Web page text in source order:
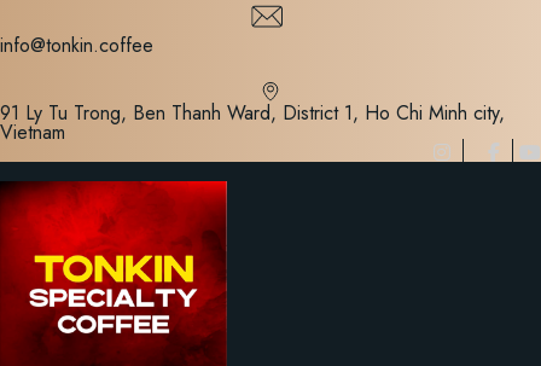
to
info@tonkin.coffee
91 Ly Tu Trong, Ben Thanh Ward, District 1, Ho Chi Minh city,
Vietnam